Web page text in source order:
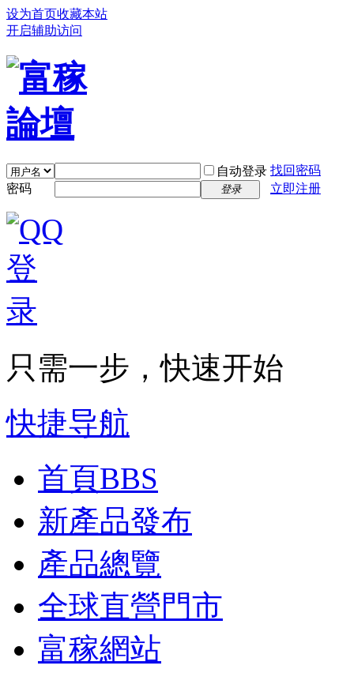
设为首页收藏本站
开启辅助访问
自动登录 找回密码
密码
登录 立即注册
只需一步，快速开始
快捷导航
首頁BBS
新產品發布
產品總覽
全球直營門市
富稼網站